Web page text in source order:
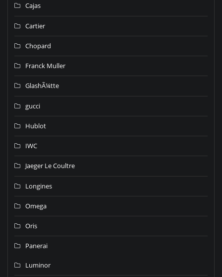
Cajas
Cartier
Chopard
Franck Muller
GlashÃ¼tte
gucci
Hublot
IWC
Jaeger Le Coultre
Longines
Omega
Oris
Panerai
Luminor